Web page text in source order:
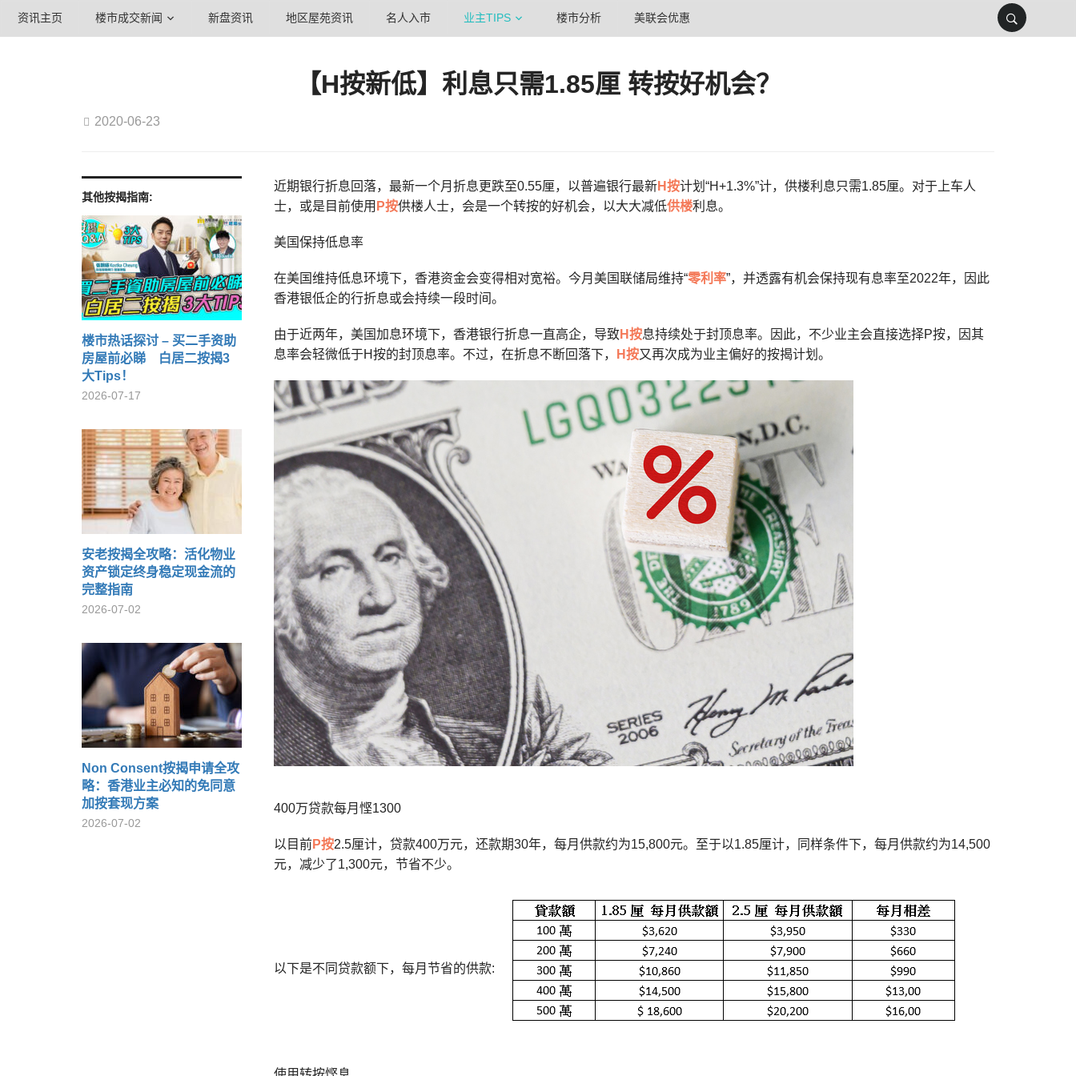
资讯主页 楼市成交新闻 新盘资讯 地区屋苑资讯 名人入市 业主TIPS 楼市分析 美联会优惠
【H按新低】利息只需1.85厘 转按好机会？
2020-06-23
其他按揭指南:
楼市热话探讨 – 买二手资助
房屋前必睇 白居二按揭3
大Tips！
2026-07-17
安老按揭全攻略：活化物业
资产锁定终身稳定现金流的
完整指南
2026-07-02
Non Consent按揭申请全攻
略：香港业主必知的免同意
加按套现方案
2026-07-02
近期银行折息回落，最新一个月折息更跌至0.55厘，以普遍银行最新H按计划“H+1.3%”计，供楼利息只需1.85厘。对于上车人
士，或是目前使用 P按供楼人士，会是一个转按的好机会，以大大减低供楼利息。
美国保持低息率
在美国维持低息环境下，香港资金会变得相对宽裕。今月美国联储局维持“零利率”，并透露有机会保持现有息率至2022年，因此
香港银低企的行折息或会持续一段时间。
由于近两年，美国加息环境下，香港银行折息一直高企，导致H按息持续处于封顶息率。因此，不少业主会直接选择P按，因其
息率会轻微低于H按的封顶息率。不过，在折息不断回落下，
H按又再次成为业主偏好的按揭计划。
400万贷款每月悭1300
以目前P按2.5厘计，贷款400万元，还款期30年，每月供款约为15,800元。至于以1.85厘计，同样条件下，每月供款约为14,500
元，减少了1,300元，节省不少。
以下是不同贷款额下，每月节省的供款: